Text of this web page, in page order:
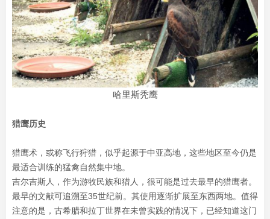
哈里斯秃鹰
猎鹰历史
猎鹰术，或称飞行狩猎，似乎起源于中亚高地，这些地区至今仍是
最适合训练的猛禽自然集中地。
吉尔吉斯人，作为游牧民族和猎人，很可能是过去最早的猎鹰者。
最早的文献可追溯至35世纪前。其使用逐渐扩展至东西两地。值得
注意的是，古希腊和拉丁世界在未曾实践的情况下，已经知道这门